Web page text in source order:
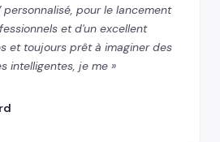
personnalisé, pour le lancement
et d'un excellent
et toujours prêt à imaginer des
intelligentes, je me »